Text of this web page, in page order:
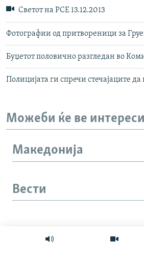
Светот на РСЕ 13.12.2013
Фотографии од притвореници за
Буџетот половично разгледан во
Полицијата ги спречи стечајаците
Можеби ќе ве
Македонија
Вести
Интервју